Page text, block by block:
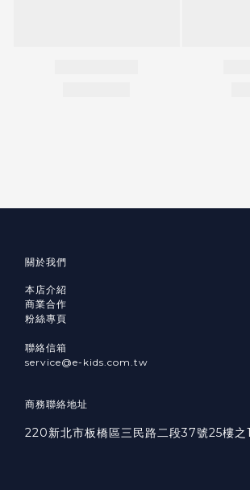
關於我們
本店介紹
商業合作
粉絲專頁
聯絡信箱
service@e-kids.com.tw
商務聯絡地址
220新北市板橋區三民路二段37號25樓之1